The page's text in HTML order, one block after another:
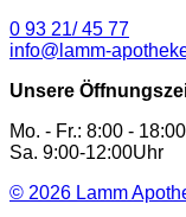
0 93 21/ 45 77
info@lamm-
Unsere
Mo. - Fr.: 8:00 -
Sa. 9:00-12:00Uhr
© 2026 Lamm